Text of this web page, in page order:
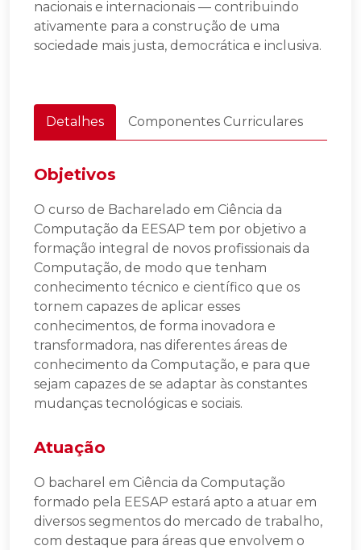
nacionais e internacionais — contribuindo
ativamente para a construção de uma
sociedade mais justa, democrática e inclusiva.
Detalhes Componentes Curriculares
Objetivos
O curso de Bacharelado em Ciência da
Computação da EESAP tem por objetivo a
formação integral de novos profissionais da
Computação, de modo que tenham
conhecimento técnico e científico que os
tornem capazes de aplicar esses
conhecimentos, de forma inovadora e
transformadora, nas diferentes áreas de
conhecimento da Computação, e para que
sejam capazes de se adaptar às constantes
mudanças tecnológicas e sociais.
Atuação
O bacharel em Ciência da Computação
formado pela EESAP estará apto a atuar em
diversos segmentos do mercado de trabalho,
com destaque para áreas que envolvem o